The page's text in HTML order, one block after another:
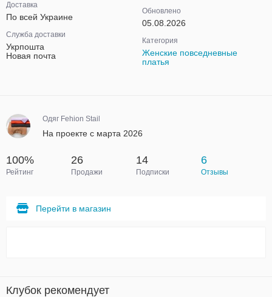
Доставка
По всей Украине
Служба доставки
Укрпошта
Новая почта
Обновлено
05.08.2026
Категория
Женские повседневные
платья
Одяг Fehion Stail
На проекте с марта 2026
100%
Рейтинг
26
Продажи
14
Подписки
6
Отзывы
Перейти в магазин
Клубок рекомендует